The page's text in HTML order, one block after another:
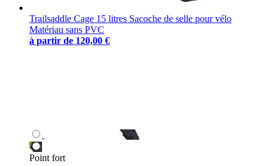
Trailsaddle Cage 15 litres Sacoche de selle pour vélo
Matériau sans PVC
à partir de 120,00 €
Point fort